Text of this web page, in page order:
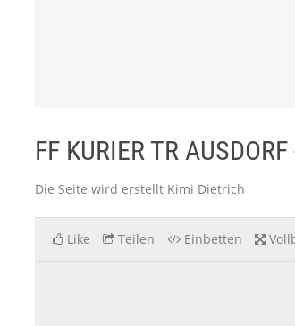
FF KURIER TR
Die Seite wird erstellt Kimi Dietrich
Like Teilen Einbetten